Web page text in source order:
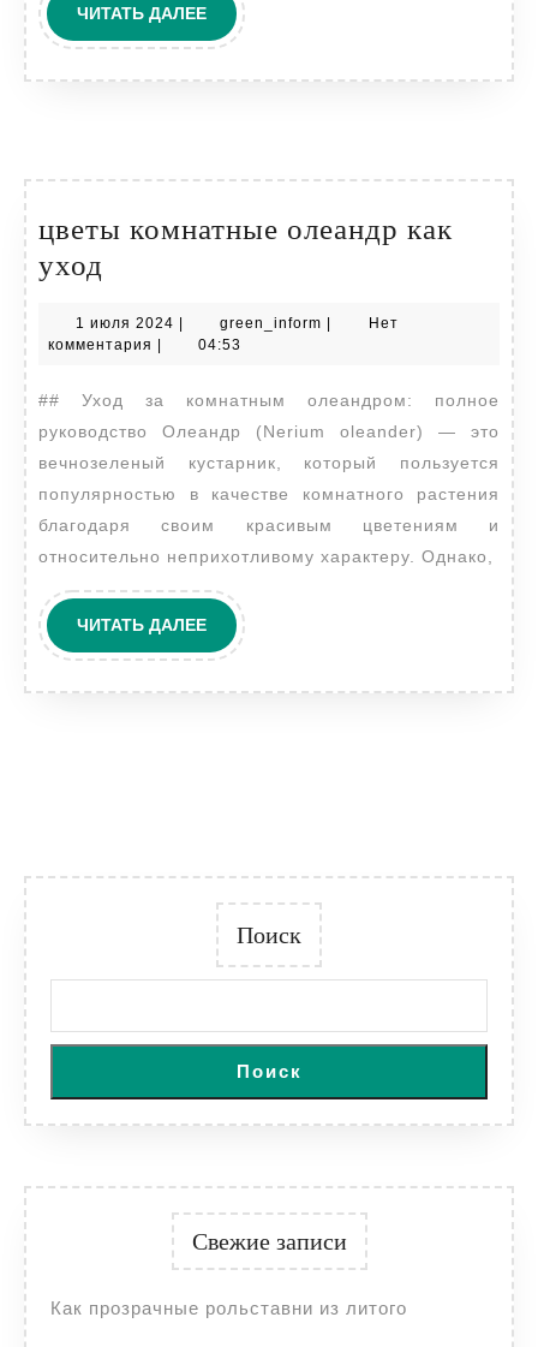
ЧИТАТЬ ДАЛЕЕЧИТАТЬ
ДАЛЕЕ
цветы комнатные олеандр как
уход
олеандр
уход
1 июля 2024 1
июля
green_inform green_inform
Нет
комментария
04:53
## Уход за комнатным олеандром: полное
руководство Олеандр (Nerium oleander) — это
вечнозеленый кустарник, который пользуется
популярностью в качестве комнатного растения
благодаря своим красивым цветениям и
относительно неприхотливому характеру. Однако,
ЧИТАТЬ ДАЛЕЕЧИТАТЬ
ДАЛЕЕ
Поиск
Поиск
Свежие записи
Как прозрачные рольставни из литого